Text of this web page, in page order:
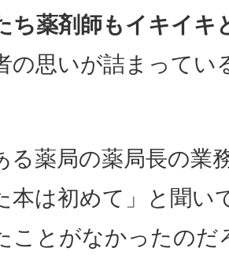
ち薬剤師もイキイキ
の思いが詰まってい
る薬局の薬局長の業
本は初めて」と聞い
ことがなかったのだ